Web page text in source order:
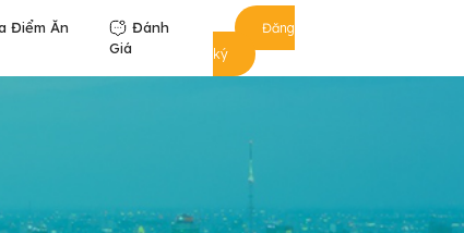
Điểm Ăn
Đánh
Giá
Đăng
ký